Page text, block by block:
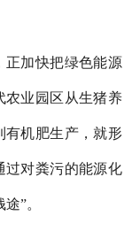
加快把绿色能源
农业园区从生猪养
有机肥生产，就形
过对粪污的能源化
”。